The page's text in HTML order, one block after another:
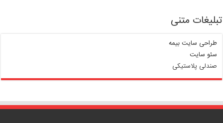
تبلیغات متنی
طراحی سایت بیمه
سئو سایت
صندلی پلاستیکی